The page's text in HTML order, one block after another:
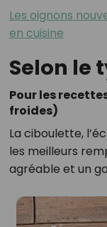
Les oignons
en cuisine
Selon le
Pour les
froides)
La ciboulette,
les meilleurs
agréable et un